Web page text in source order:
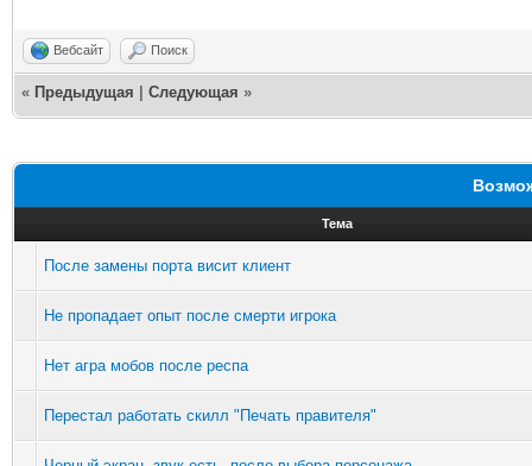
Вебсайт Поиск
« Предыдущая Следующая »
Тема
После замены порта висит клиент
Не пропадает опыт после смерти игрока
Нет агра мобов после респа
Перестал работать скилл "Печать правителя"